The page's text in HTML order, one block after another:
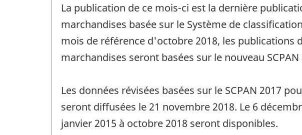
référence
de
-
La publication de ce mois-ci est la dernière
marchandises basée sur le Système de
mois de référence d'octobre 2018, les
marchandises seront basées sur le nouveau SCPAN
Les données révisées basées sur le SCPAN 2017
seront diffusées le 21 novembre 2018. Le 6
janvier 2015 à octobre 2018 seront disponibles.